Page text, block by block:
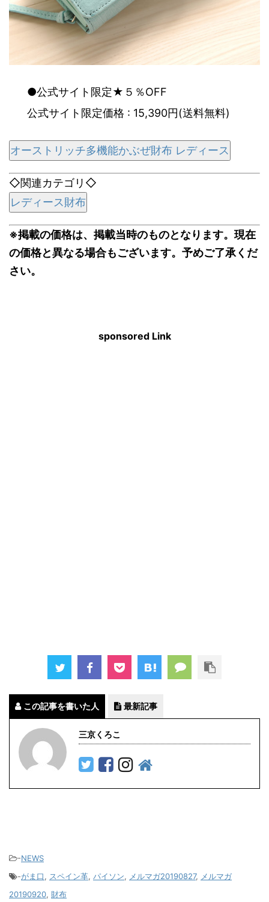
●公式サイト限定★５％OFF
公式サイト限定価格 : 15,390円(送料無料)
オーストリッチ多機能かぶぜ財布 レディース
◇関連カテゴリ◇
レディース財布
※掲載の価格は、掲載当時のものとなります。現在
の価格と異なる場合もございます。予めご了承くだ
さい。
sponsored Link
この記事を書いた人 最新記事
三京くろこ
-NEWS
-がま口, スペイン革, パイソン, メルマガ20190827, メルマガ
20190920, 財布